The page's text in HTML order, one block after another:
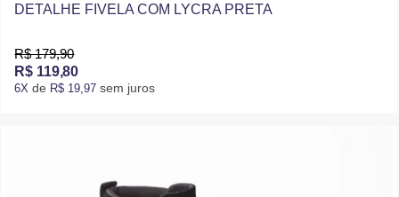
DETALHE FIVELA COM LYCRA PRETA
R$ 179,90
R$ 119,80
6X de R$ 19,97 sem juros